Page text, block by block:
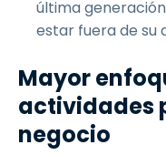
última
estar fuera de su
Mayor
actividades
negocio